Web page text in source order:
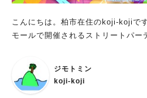
こんにちは。柏市在住のkoji-kojiです。 今回は柏駅前のハ
モールで開催されるストリートパー
ジモトミン
koji-koji